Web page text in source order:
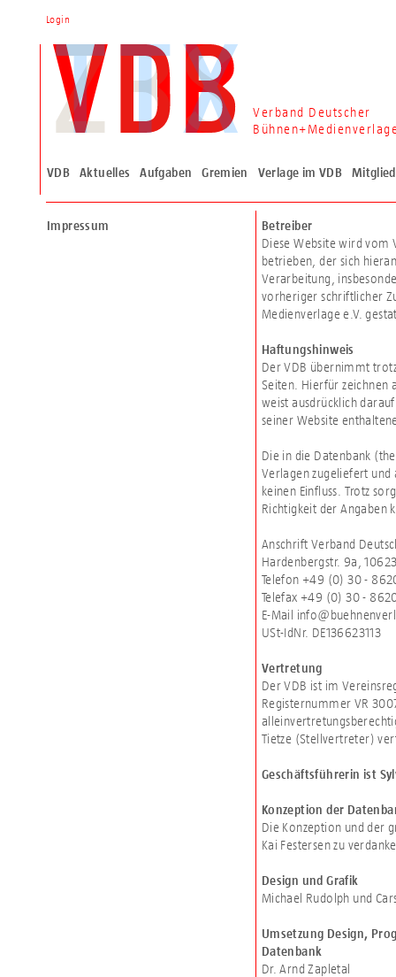
Verband Deutscher
VDB Aktuelles Aufgaben Gremien Verlage im VDB
Login
Impressum Betreiber
Diese Website wird vom
betrieben, der sich
Verarbeitung,
vorheriger schriftlicher
Medienverlage e.V.
Haftungshinweis
Der VDB übernimmt
Seiten. Hierfür zeichnen
weist ausdrücklich
seiner Website
Die in die Datenbank
Verlagen zugeliefert und
keinen Einfluss. Trotz
Richtigkeit der Angaben
Anschrift Verband
Hardenbergstr. 9a,
Telefon +49 (0) 30 -
Telefax +49 (0) 30 -
E-Mail
USt-IdNr. DE136623113
Vertretung
Der VDB ist im
Registernummer VR
Tietze (Stellvertreter)
Geschäftsführerin ist
Konzeption der
Die Konzeption und der
Kai Festersen zu
Design und Grafik
Michael Rudolph und
Umsetzung Design,
Datenbank
Dr. Arnd Zapletal